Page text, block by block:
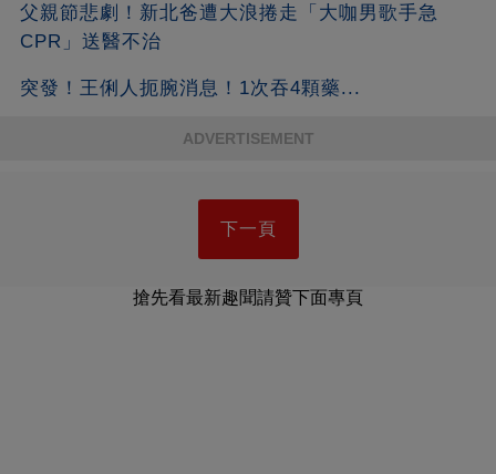
父親節悲劇！新北爸遭大浪捲走「大咖男歌手急
CPR」送醫不治
突發！王俐人扼腕消息！1次吞4顆藥...
ADVERTISEMENT
下一頁
搶先看最新趣聞請贊下面專頁